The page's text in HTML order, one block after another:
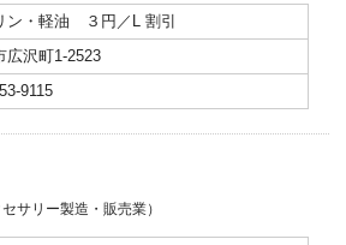
ン・軽油 ３円／L 割引
広沢町1-2523
9115
サリー製造・販売業）